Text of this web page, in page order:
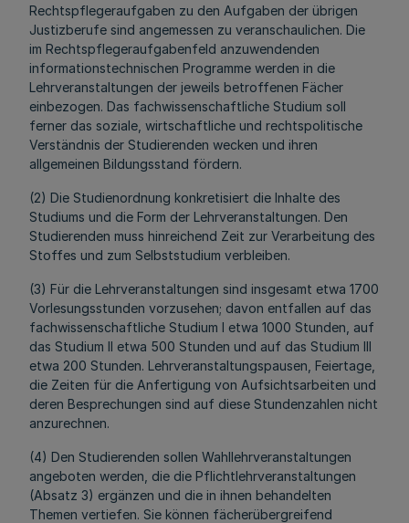
Rechtspflegeraufgaben zu den Aufgaben der übrigen
Justizberufe sind angemessen zu veranschaulichen. Die
im Rechtspflegeraufgabenfeld anzuwendenden
informationstechnischen Programme werden in die
Lehrveranstaltungen der jeweils betroffenen Fächer
einbezogen. Das fachwissenschaftliche Studium soll
ferner das soziale, wirtschaftliche und rechtspolitische
Verständnis der Studierenden wecken und ihren
allgemeinen Bildungsstand fördern.
(2) Die Studienordnung konkretisiert die Inhalte des
Studiums und die Form der Lehrveranstaltungen. Den
Studierenden muss hinreichend Zeit zur Verarbeitung des
Stoffes und zum Selbststudium verbleiben.
(3) Für die Lehrveranstaltungen sind insgesamt etwa 1700
Vorlesungsstunden vorzusehen; davon entfallen auf das
fachwissenschaftliche Studium I etwa 1000 Stunden, auf
das Studium II etwa 500 Stunden und auf das Studium III
etwa 200 Stunden. Lehrveranstaltungspausen, Feiertage,
die Zeiten für die Anfertigung von Aufsichtsarbeiten und
deren Besprechungen sind auf diese Stundenzahlen nicht
anzurechnen.
(4) Den Studierenden sollen Wahllehrveranstaltungen
angeboten werden, die die Pflichtlehrveranstaltungen
(Absatz 3) ergänzen und die in ihnen behandelten
Themen vertiefen. Sie können fächerübergreifend